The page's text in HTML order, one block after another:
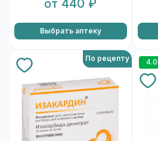
от 440 ₽
Выбрать аптеку
По рецепту 4.0